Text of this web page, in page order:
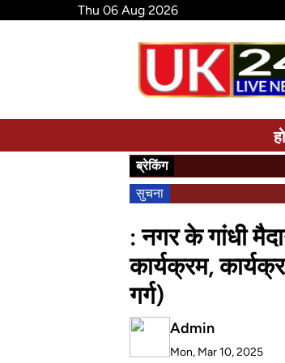
Thu 06 Aug 2026
ब्रेकिंग
सुचना
: नगर के गांधी
कार्यक्रम,
गर्ग)
Admin
Mon, Mar 10, 2025